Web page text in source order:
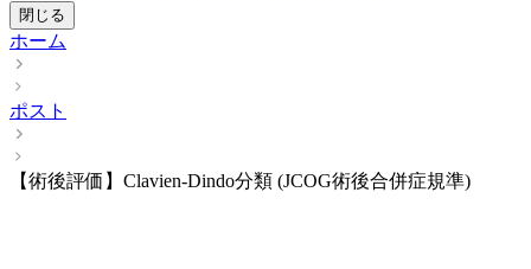
閉じる
ホーム
ポスト
【術後評価】Clavien-Dindo分類 (JCOG術後合併症規準)